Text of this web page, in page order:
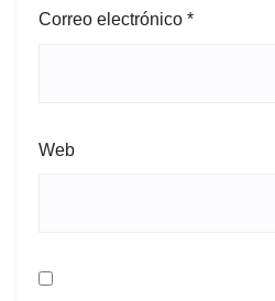
Correo electrónico *
Web